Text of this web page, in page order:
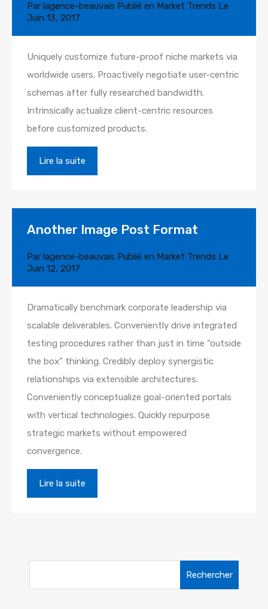
Par lagence-beauvais Publié en Market Trends Le
Juin 13, 2017
Uniquely customize future-proof niche markets via
worldwide users. Proactively negotiate user-centric
schemas after fully researched bandwidth.
Intrinsically actualize client-centric resources
before customized products.
Lire la suite
Another Image Post Format
Par lagence-beauvais Publié en Market Trends Le
Juin 12, 2017
Dramatically benchmark corporate leadership via
scalable deliverables. Conveniently drive integrated
testing procedures rather than just in time “outside
the box” thinking. Credibly deploy synergistic
relationships via extensible architectures.
Conveniently conceptualize goal-oriented portals
with vertical technologies. Quickly repurpose
strategic markets without empowered
convergence.
Lire la suite